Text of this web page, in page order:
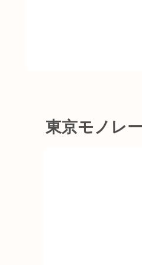
東京モノレ